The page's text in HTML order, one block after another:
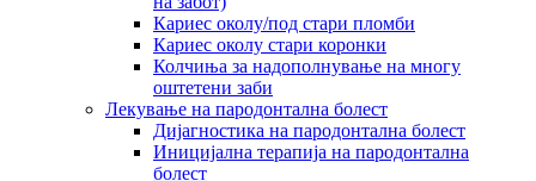
Кариес околу/под стари пломби
Кариес околу стари коронки
Колчиња за надополнување на многу
оштетени заби
Лекување на пародонтална болест
Дијагностика на пародонтална болест
Иницијална терапија на пародонтална
болест